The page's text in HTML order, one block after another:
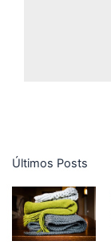
Últimos Posts